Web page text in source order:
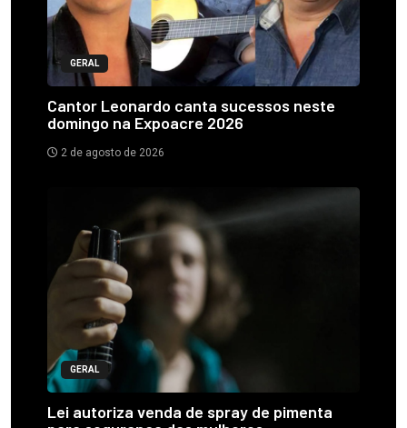
GERAL
Cantor Leonardo canta sucessos neste
domingo na Expoacre 2026
2 de agosto de 2026
GERAL
Lei autoriza venda de spray de pimenta